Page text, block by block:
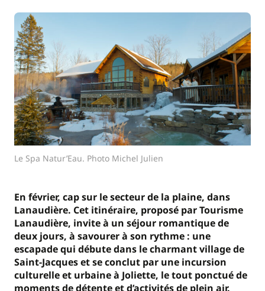
Le Spa Natur’Eau. Photo Michel Julien
En février, cap sur le secteur de la plaine, dans
Lanaudière. Cet itinéraire, proposé par Tourisme
Lanaudière, invite à un séjour romantique de
deux jours, à savourer à son rythme : une
escapade qui débute dans le charmant village de
Saint-Jacques et se conclut par une incursion
culturelle et urbaine à Joliette, le tout ponctué de
moments de détente et d’activités de plein air.